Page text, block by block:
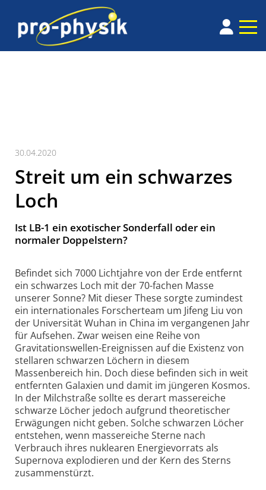
30.04.2020
Streit um ein schwarzes
Loch
Ist LB-1 ein exotischer Sonderfall oder ein
normaler Doppelstern?
Befindet sich 7000 Lichtjahre von der Erde entfernt
ein schwarzes Loch mit der 70-fachen Masse
unserer Sonne? Mit dieser These sorgte zumindest
ein inter­nationales Forscherteam um Jifeng Liu von
der Universität Wuhan in China im vergangenen Jahr
für Aufsehen. Zwar weisen eine Reihe von
Gravitations­wellen-Ereignissen auf die Existenz von
stellaren schwarzen Löchern in diesem
Massenbereich hin. Doch diese befinden sich in weit
entfernten Galaxien und damit im jüngeren Kosmos.
In der Milchstraße sollte es derart masse­reiche
schwarze Löcher jedoch aufgrund theo­retischer
Erwägungen nicht geben. Solche schwarzen Löcher
entstehen, wenn masse­reiche Sterne nach
Verbrauch ihres nuklearen Energie­vorrats als
Supernova explodieren und der Kern des Sterns
zusammenstürzt.